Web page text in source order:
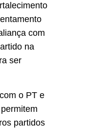
com
na
ser
o PT e
partidos